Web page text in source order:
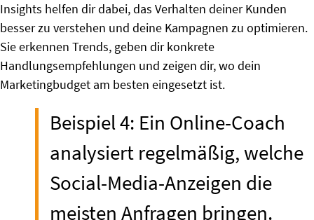
Insights helfen dir dabei, das Verhalten deiner Kunden
besser zu verstehen und deine Kampagnen zu optimieren.
Sie erkennen Trends, geben dir konkrete
Handlungsempfehlungen und zeigen dir, wo dein
Marketingbudget am besten eingesetzt ist.
Beispiel 4: Ein Online-Coach
analysiert regelmäßig, welche
Social-Media-Anzeigen die
meisten Anfragen bringen.